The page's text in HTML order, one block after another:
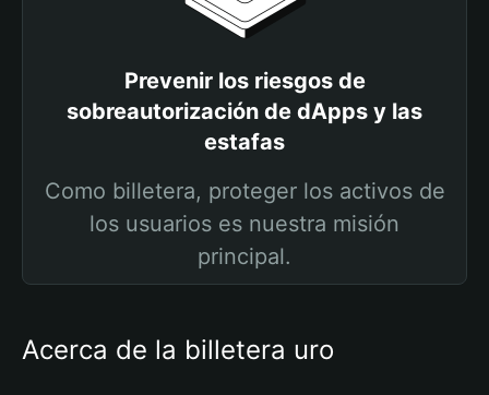
Prevenir los riesgos de
sobreautorización de dApps y las
estafas
Como billetera, proteger los activos de
los usuarios es nuestra misión
principal.
Acerca de la billetera uro